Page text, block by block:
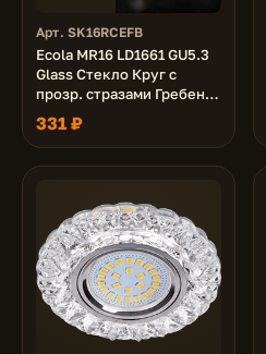
Арт. SK16RCEFB
Ecola MR16 LD1661 GU5.3
Glass Стекло Круг с
прозр. стразами Гребенка
с подсветкой/фон зерк./
центр.часть хром 42x95
331 ₽